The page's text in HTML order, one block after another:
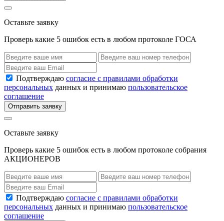
Оставьте заявку
Проверь какие 5 ошибок есть в любом протоколе ГОСА
Подтверждаю согласие с правилами обработки
персональных данных и принимаю пользовательское
соглашение
Отправить заявку
Оставьте заявку
Проверь какие 5 ошибок есть в любом протоколе собрания
АКЦИОНЕРОВ
Подтверждаю согласие с правилами обработки
персональных данных и принимаю пользовательское
соглашение